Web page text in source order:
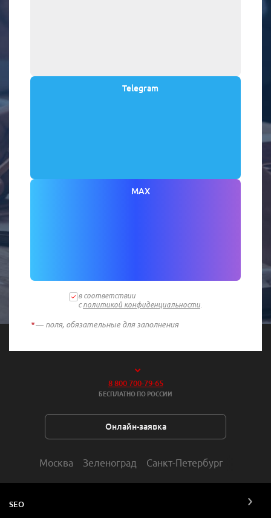
Telegram
MAX
в соответствии
с политикой конфиденциальности
*— поля, обязательные для заполнения
8 800 700-79-65
БЕСПЛАТНО ПО РОССИИ
Онлайн-заявка
Москва Зеленоград Санкт-Петербург
SEO